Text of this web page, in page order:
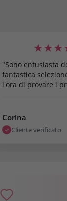
"Sono entusiasta
fantastica
l'ora di provare i
Corina
Cliente verificato